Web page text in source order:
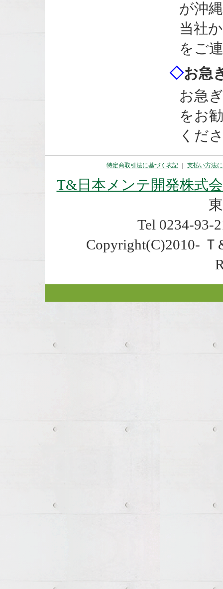
が沖
当社
をご
◇お急
お急
をお
くだ
特定商取引法に基づく表記 支払い方法
T&日本メンテ開発株式
Tel 0234-93-
Copyright(C)2010- Ｔ